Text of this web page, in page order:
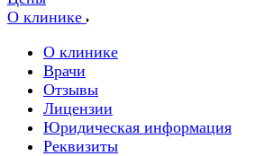
О клинике
О клинике
Врачи
Отзывы
Лицензии
Юридическая информация
Реквизиты